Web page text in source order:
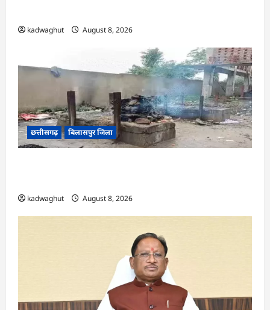
kadwaghut August 8, 2026
छत्तीसगढ़ बिलासपुर जिला
kadwaghut August 8, 2026